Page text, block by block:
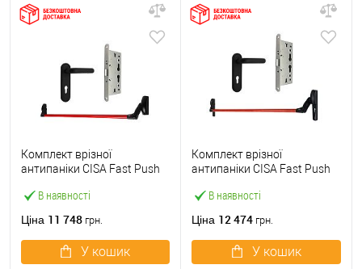
В наявності
Комплект врізної
антипаніки CISA Fast Push
із замком та ручкою
Ціна 11 748 грн.
У кошик
В наявності
Комплект врізної
антипаніки CISA Fast Push
червоний із замком та
Ціна 12 474 грн.
У кошик